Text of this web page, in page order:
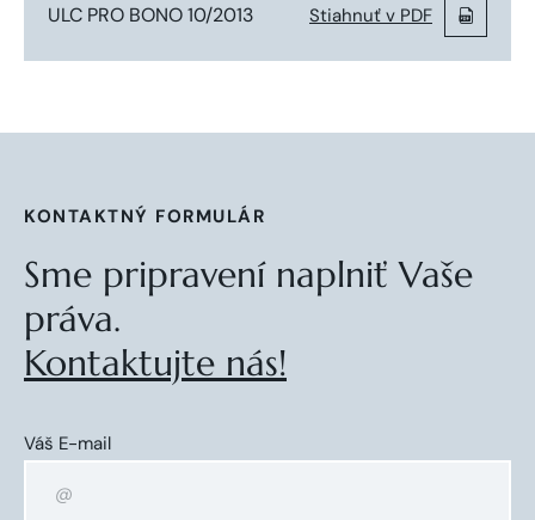
ULC PRO BONO 10/2013 Stiahnuť v PDF
KONTAKTNÝ FORMULÁR
Sme pripravení naplniť Vaše
práva.
Kontaktujte nás!
Váš E-mail